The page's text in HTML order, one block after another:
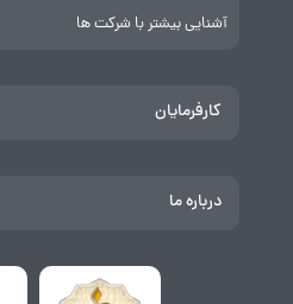
آشنایی بیشتر با شرکت ها
کارفرمایان
درباره ما